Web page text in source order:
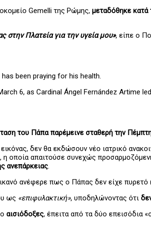
Gemelli της Ρώμης, μεταδόθηκε κατά
στην Πλατεία για την υγεία μου», είπε ο
been praying for his health.
6, as Cardinal Ángel Fernández Artime
του Πάπα παρέμεινε σταθερή την
δεν θα εκδώσουν νέο ιατρικό
οποία απαιτούσε συνεχώς
ανεπάρκειας.
ανέφερε πως ο Πάπας δεν είχε πυρετό
ως «επιφυλακτική», υποδηλώνοντας ότι
αισιόδοξες, έπειτα από τα δύο επεισόδια